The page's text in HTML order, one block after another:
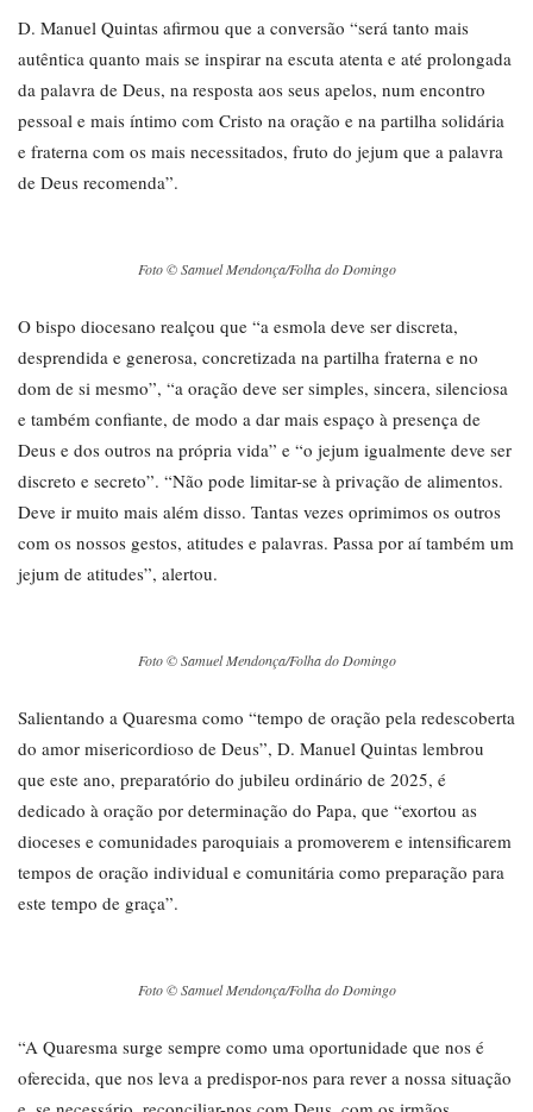
D. Manuel Quintas afirmou que a conversão “será tanto mais
autêntica quanto mais se inspirar na escuta atenta e até prolongada
da palavra de Deus, na resposta aos seus apelos, num encontro
pessoal e mais íntimo com Cristo na oração e na partilha solidária
e fraterna com os mais necessitados, fruto do jejum que a palavra
de Deus recomenda”.
Foto © Samuel Mendonça/Folha do Domingo
O bispo diocesano realçou que “a esmola deve ser discreta,
desprendida e generosa, concretizada na partilha fraterna e no
dom de si mesmo”, “a oração deve ser simples, sincera, silenciosa
e também confiante, de modo a dar mais espaço à presença de
Deus e dos outros na própria vida” e “o jejum igualmente deve ser
discreto e secreto”. “Não pode limitar-se à privação de alimentos.
Deve ir muito mais além disso. Tantas vezes oprimimos os outros
com os nossos gestos, atitudes e palavras. Passa por aí também um
jejum de atitudes”, alertou.
Foto © Samuel Mendonça/Folha do Domingo
Salientando a Quaresma como “tempo de oração pela redescoberta
do amor misericordioso de Deus”, D. Manuel Quintas lembrou
que este ano, preparatório do jubileu ordinário de 2025, é
dedicado à oração por determinação do Papa, que “exortou as
dioceses e comunidades paroquiais a promoverem e intensificarem
tempos de oração individual e comunitária como preparação para
este tempo de graça”.
Foto © Samuel Mendonça/Folha do Domingo
“A Quaresma surge sempre como uma oportunidade que nos é
oferecida, que nos leva a predispor-nos para rever a nossa situação